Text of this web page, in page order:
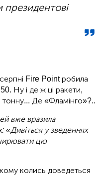
Fire Point робила
Ну і де ж ці ракети,
Де «Фламінго»?..
вже вразила
«Дивіться у зведеннях
цю
колись доведеться